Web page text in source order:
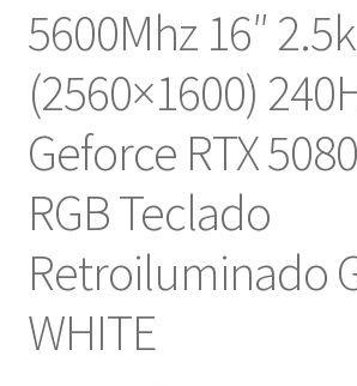
5600Mhz 16″ 2.5k
(2560×1600)
Geforce RTX
RGB Teclado
Retroiluminado
WHITE